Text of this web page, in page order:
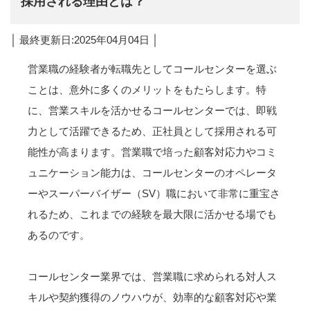
│ 最終更新日:2025年04月04日 │
営業職の経験者が転職先としてコールセンターを選ぶ
ことは、意外に多くのメリットをもたらします。特
に、営業スキルを活かせるコールセンターでは、即戦
力として活躍できるため、正社員として採用される可
能性が高まります。営業職で培った顧客対応力やコミ
ュニケーション能力は、コールセンターのオペレータ
ーやスーパーバイザー（SV）職において非常に重宝さ
れるため、これまでの経験を最大限に活かせる場でも
あるのです。
コールセンター業界では、営業職に求められる対人ス
キルや契約獲得のノウハウが、効率的な顧客対応や業